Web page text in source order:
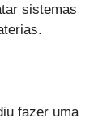
sistemas
fazer uma